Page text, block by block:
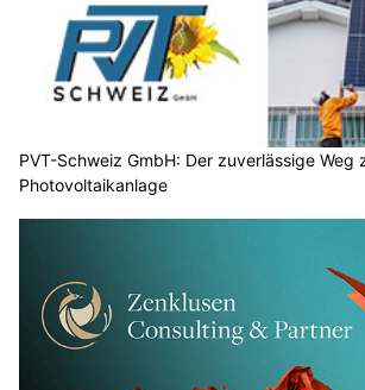
PVT-Schweiz GmbH: Der zuverlässige Weg
Photovoltaikanlage